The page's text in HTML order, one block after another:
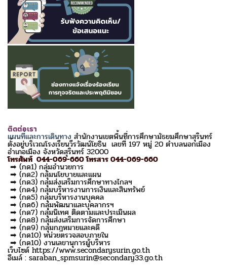
ติดต่อเรา
แผนที่และการเดินทางสำนักงานเขตพื้นที่การศึกษามัธยมศึกษาสุรินทร์
ตั้งอยู่บริเวณโรงเรียนวีรวัฒน์โยธิน เลขที่ 197 หมู่ 20 ตำบลนอกเมือง
อำเภอเมือง จังหวัดสุรินทร์ 32000
โทรศัพท์ 044-069-660 โทรสาร 044-069-660
➡ (กด1) กลุ่มอำนวยการ
➡ (กด2) กลุ่มนโยบายและแผน
➡ (กด3) กลุ่มส่งเสริมการศึกษาทางไกลฯ
➡ (กด4) กลุ่มบริหารงานการเงินและสินทรัพย์
➡ (กด5) กลุ่มบริหารงานบุคคล
➡ (กด6) กลุ่มพัฒนาและบุคลากรฯ
➡ (กด7) กลุ่มนิเทศ ติดตามและประเมินผล
➡ (กด8) กลุ่มส่งเสริมการจัดการศึกษา
➡ (กด9) กลุ่มกฎหมายและคดี
➡ (กด10) หน่วยตรวจสอบภายใน
➡ (กด10) งานเลขานุการผู้บริหาร
เว็บไซด์ https://www.secondarysurin.go.th
อีเมล์ : saraban_spmsurin@secondary33.go.th